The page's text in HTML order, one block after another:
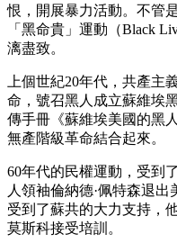
恨，開展暴力活動。不管
「黑命貴」運動（Black
漓盡致。
上個世紀20年代，共產主
命，號召黑人成立蘇維埃
傳手冊《蘇維埃美國的黑
無產階級革命結合起來。
60年代的民權運動，受到
人領袖倫納德·佩特森退
受到了蘇共的大力支持，
莫斯科接受培訓。